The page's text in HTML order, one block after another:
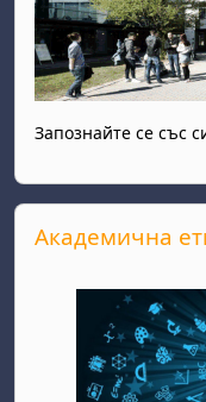
Запознайте се със
Прескочи Академична
Академична